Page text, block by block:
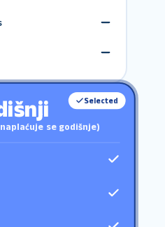
Selected
se godišnje)